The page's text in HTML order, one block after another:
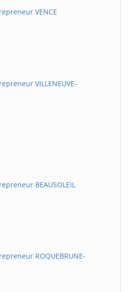
VENCE
VILLENEUVE-
BEAUSOLEIL
ROQUEBRUNE-